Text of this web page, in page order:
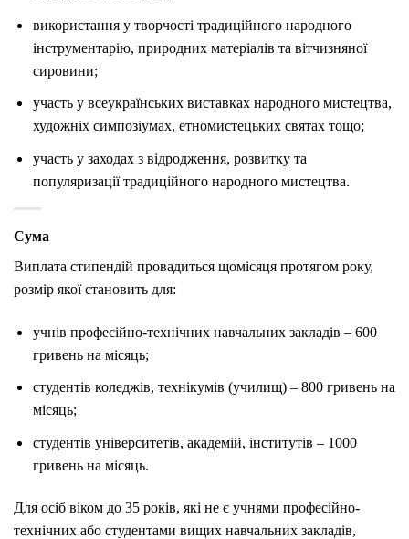
використання у творчості традиційного народного
інструментарію, природних матеріалів та вітчизняної
сировини;
участь у всеукраїнських виставках народного мистецтва,
художніх симпозіумах, етномистецьких святах тощо;
участь у заходах з відродження, розвитку та
популяризації традиційного народного мистецтва.
Сума
Виплата стипендій провадиться щомісяця протягом року,
розмір якої становить для:
учнів професійно-технічних навчальних закладів – 600
гривень на місяць;
студентів коледжів, технікумів (училищ) – 800 гривень на
місяць;
студентів університетів, академій, інститутів – 1000
гривень на місяць.
Для осіб віком до 35 років, які не є учнями професійно-
технічних або студентами вищих навчальних закладів,